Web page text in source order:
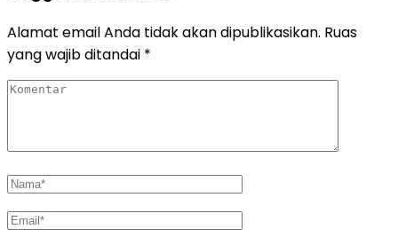
Alamat email Anda tidak akan dipublikasikan. Ruas
yang wajib ditandai *